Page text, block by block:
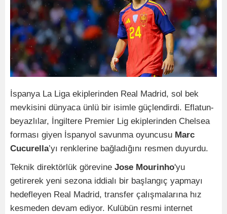
İspanya La Liga ekiplerinden Real Madrid, sol bek
mevkisini dünyaca ünlü bir isimle güçlendirdi. Eflatun-
beyazlılar, İngiltere Premier Lig ekiplerinden Chelsea
forması giyen İspanyol savunma oyuncusu Marc
Cucurella’yı renklerine bağladığını resmen duyurdu.
Teknik direktörlük görevine Jose Mourinho'yu
getirerek yeni sezona iddialı bir başlangıç yapmayı
hedefleyen Real Madrid, transfer çalışmalarına hız
kesmeden devam ediyor. Kulübün resmi internet